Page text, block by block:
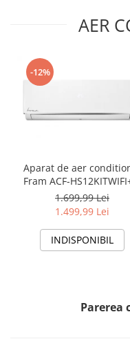
AER
-12%
Aparat de aer
Fram ACF-
12000 BTU, Wifi, Kit
instalare inclus, Functie
Sleep, Clasa A++
1.699,99 Lei
1.499,99 Lei
INDISPONIBIL
Parerea